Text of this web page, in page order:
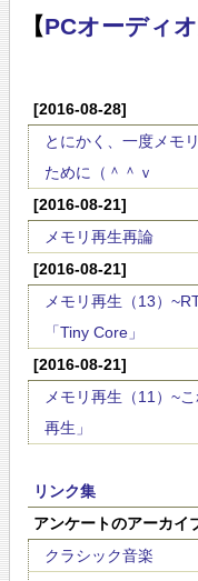
【PCオーディ
[2016-08-28]
とにかく、一度メモ
ために（＾＾ｖ
[2016-08-21]
メモリ再生再論
[2016-08-21]
メモリ再生（13）
「Tiny Core」
[2016-08-21]
メモリ再生（11）~
再生」
リンク集
アンケートのアーカイ
クラシック音楽